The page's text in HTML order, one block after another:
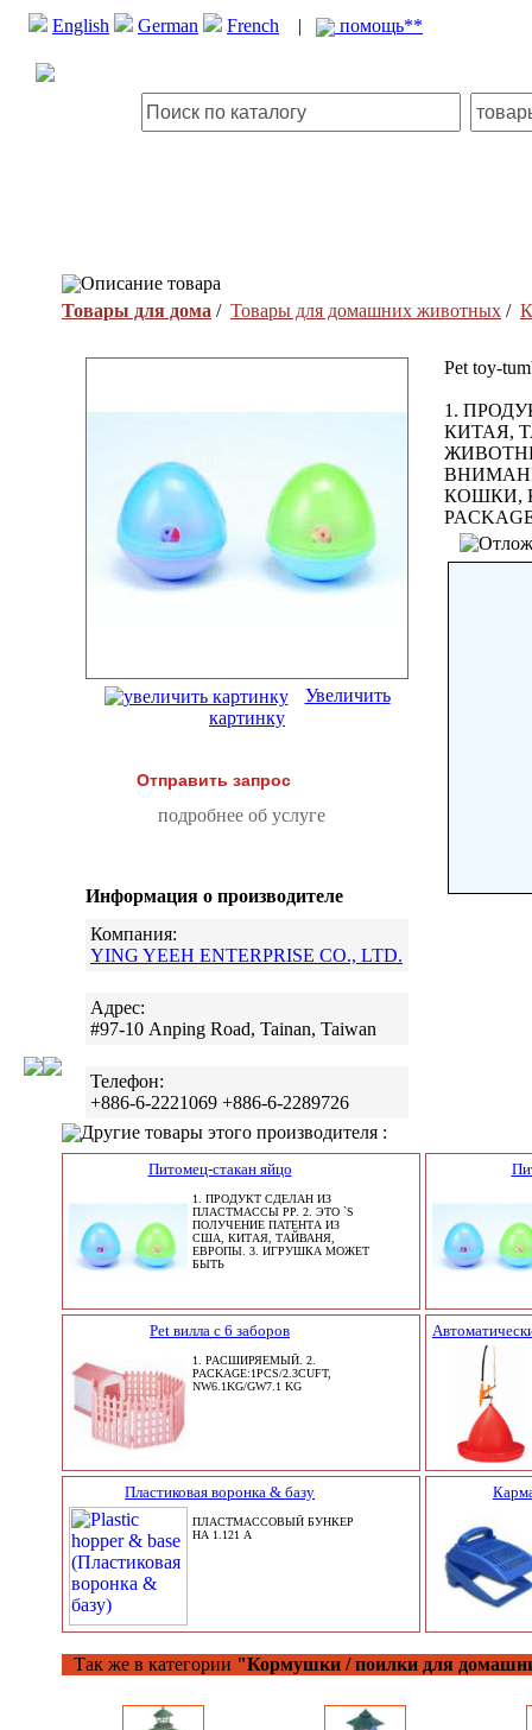
English German French | помощь**
Описание товара
Товары для дома / Товары для домашних животных /
Увеличить
картинку
Отправить запрос
подробнее об услуге
Информация о производителе
Компания:
YING YEEH ENTERPRISE CO., LTD.
Адрес:
#97-10 Anping Road, Tainan, Taiwan
Телефон:
+886-6-2221069 +886-6-2289726
Pet toy-
1.
КИТАЯ,
КОШКИ,
Другие товары этого производителя :
Питомец-стакан яйцо
1. ПРОДУКТ СДЕЛАН ИЗ
ПЛАСТМАССЫ PP. 2. ЭТО `S
ПОЛУЧЕНИЕ ПАТЕНТА ИЗ
США, КИТАЯ, ТАЙВАНЯ,
ЕВРОПЫ. 3. ИГРУШКА МОЖЕТ
БЫТЬ
Pet вилла с 6 заборов
1. РАСШИРЯЕМЫЙ. 2.
PACKAGE:1PCS/2.3CUFT,
NW6.1KG/GW7.1 KG
Пластиковая воронка & базу
ПЛАСТМАССОВЫЙ БУНКЕР
НА 1.121 А
Так же в категории "Кормушки / поилки для